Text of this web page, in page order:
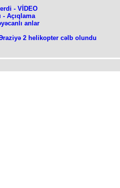
- VİDEO
- Açıqlama
anlar
2 helikopter cəlb olundu